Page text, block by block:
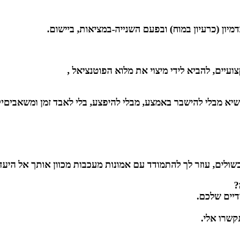
(כרעיון במוח) ובפעם השנייה-במציאות, ביישום.
להביא לידי מיצוי את מלוא הפוטנציאל ,
מבלי להישבר באמצע, מבלי להיפצע, בלי לאבד זמן
עוזר לך להתמודד עם אמונות מעכבות מכוון אותך אל
שלכם.
אלי.